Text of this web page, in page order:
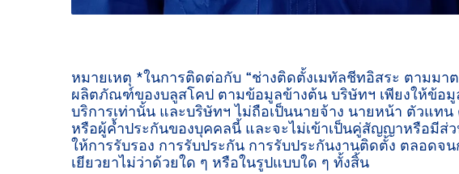
หมายเหตุ *ในการติดต่อกับ “ช่างติดตั้งเมทัลชีทอิสระ ตามมา
ผลิตภัณฑ์ของบลูสโคป ตามข้อมูลข้างต้น บริษัทฯ เพียงให้ข้อมู
บริการเท่านั้น และบริษัทฯ ไม่ถือเป็นนายจ้าง นายหน้า ตัวแท
หรือผู้ค้ำประกันของบุคคลนี้ และจะไม่เข้าเป็นคู่สัญญาหรือมีส่
ให้การรับรอง การรับประกัน การรับประกันงานติดตั้ง ตลอดจ
เยียวยาไม่ว่าด้วยใด ๆ หรือในรูปแบบใด ๆ ทั้งสิ้น